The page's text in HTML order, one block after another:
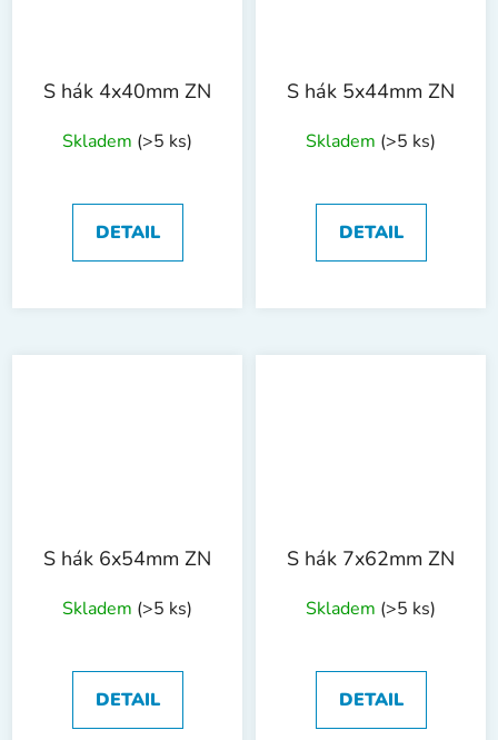
S hák 4x40mm ZN
Skladem (>5 ks)
DETAIL
S hák 5x44mm ZN
Skladem (>5 ks)
DETAIL
S hák 6x54mm ZN
Skladem (>5 ks)
DETAIL
S hák 7x62mm ZN
Skladem (>5 ks)
DETAIL